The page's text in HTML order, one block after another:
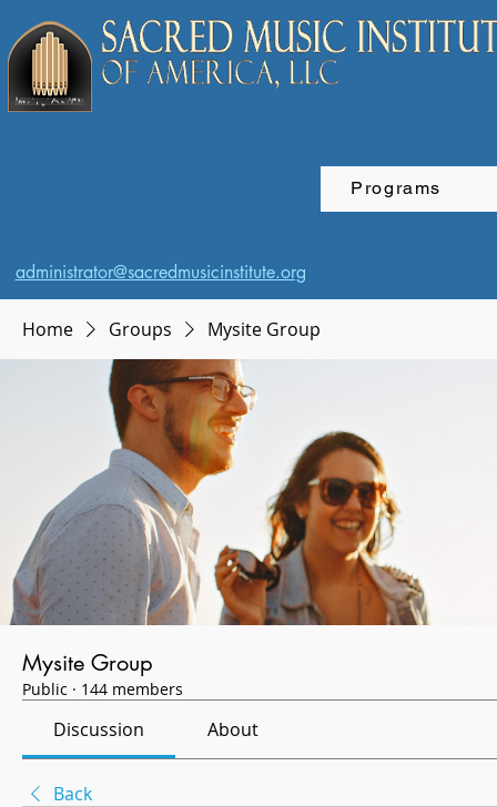
Programs
administrator@sacredmusicinstitute.org
Home Groups Mysite Group
Mysite Group
Public · 144 members
Discussion About
Back